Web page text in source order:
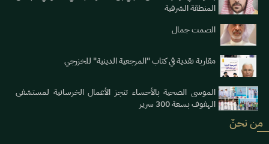
المنطقة الشرقية
الصمت جمال
مقاربة نقدية في كتاب "المرجعية الدينية" للخزرجي
الموسى الصحية بالأحساء تنجز الأعمال الخرسانية لمستشفى
الهفوف بسعة 300 سرير
من نحنٌ